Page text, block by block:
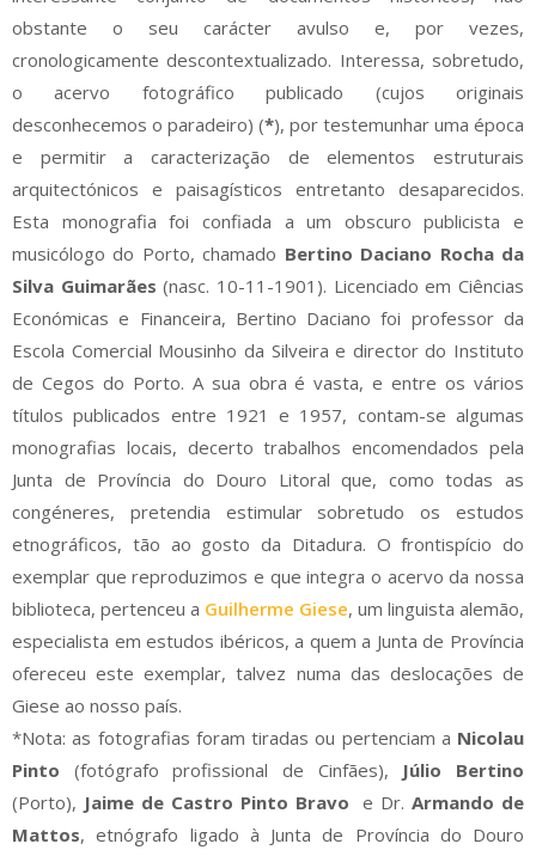
obstante o seu carácter avulso e, por vezes,
cronologicamente descontextualizado. Interessa, sobretudo,
o acervo fotográfico publicado (cujos originais
desconhecemos o paradeiro) (*), por testemunhar uma época
e permitir a caracterização de elementos estruturais
arquitectónicos e paisagísticos entretanto desaparecidos.
Esta monografia foi confiada a um obscuro publicista e
musicólogo do Porto, chamado Bertino Daciano Rocha da
Silva Guimarães(nasc. 10-11-1901). Licenciado em Ciências
Económicas e Financeira, Bertino Daciano foi professor da
Escola Comercial Mousinho da Silveira e director do Instituto
de Cegos do Porto. A sua obra é vasta, e entre os vários
títulos publicados entre 1921 e 1957, contam-se algumas
monografias locais, decerto trabalhos encomendados pela
Junta de Província do Douro Litoral que, como todas as
congéneres, pretendia estimular sobretudo os estudos
etnográficos, tão ao gosto da Ditadura. O frontispício do
exemplar que reproduzimos e que integra o acervo da nossa
biblioteca, pertenceu a Guilherme Giese, um linguista alemão,
especialista em estudos ibéricos, a quem a Junta de Província
ofereceu este exemplar, talvez numa das deslocações de
Giese ao nosso país.
*Nota: as fotografias foram tiradas ou pertenciam a Nicolau
Pinto (fotógrafo profissional de Cinfães), Júlio Bertino
(Porto), Jaime de Castro Pinto Bravoe Dr.Armando de
Mattos, etnógrafo ligado à Junta de Província do Douro